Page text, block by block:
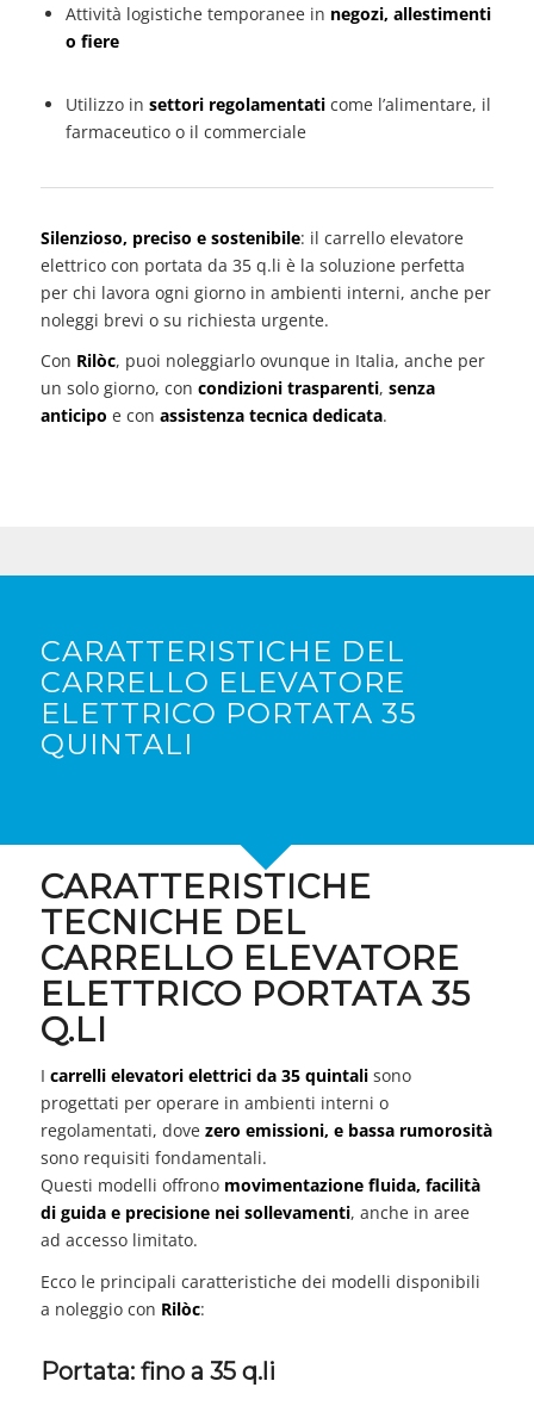
Attività logistiche temporanee in negozi, allestimenti
o fiere
Utilizzo in settori regolamentaticome l’alimentare, il
farmaceutico o il commerciale
Silenzioso, preciso e sostenibile: il carrello elevatore
elettrico con portata da 35 q.li è la soluzione perfetta
per chi lavora ogni giorno in ambienti interni, anche per
noleggi brevi o su richiesta urgente.
Con Rilòc, puoi noleggiarlo ovunque in Italia, anche per
un solo giorno, con condizioni trasparenti, senza
anticipo e con assistenza tecnica dedicata.
CARATTERISTICHE DEL
CARRELLO ELEVATORE
ELETTRICO PORTATA 35
QUINTALI
CARATTERISTICHE
TECNICHE DEL
CARRELLO ELEVATORE
ELETTRICO PORTATA 35
Q.LI
I carrelli elevatori elettrici da 35 quintalisono
progettati per operare in ambienti interni o
regolamentati, dove zero emissioni, e bassa rumorosità
sono requisiti fondamentali.
Questi modelli offrono movimentazione fluida, facilità
di guida e precisione nei sollevamenti, anche in aree
ad accesso limitato.
Ecco le principali caratteristiche dei modelli disponibili
a noleggio con Rilòc:
Portata: fino a 35 q.li